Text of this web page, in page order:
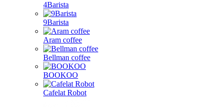
4Barista
9Barista
Aram coffee
Bellman coffee
BOOKOO
Cafelat Robot